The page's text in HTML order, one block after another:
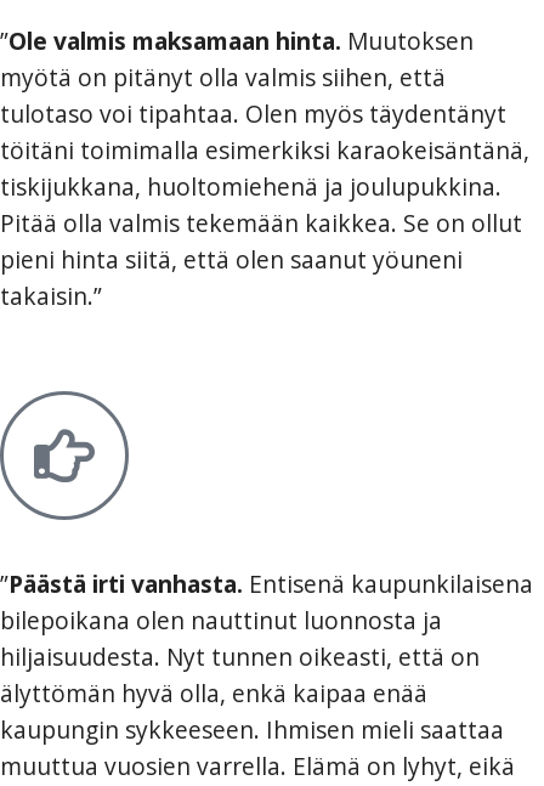
”Ole valmis maksamaan hinta. Muutoksen
myötä on pitänyt olla valmis siihen, että
tulotaso voi tipahtaa. Olen myös täydentänyt
töitäni toimimalla esimerkiksi karaokeisäntänä,
tiskijukkana, huoltomiehenä ja joulupukkina.
Pitää olla valmis tekemään kaikkea. Se on ollut
pieni hinta siitä, että olen saanut yöuneni
takaisin.”
”Päästä irti vanhasta. Entisenä kaupunkilaisena
bilepoikana olen nauttinut luonnosta ja
hiljaisuudesta. Nyt tunnen oikeasti, että on
älyttömän hyvä olla, enkä kaipaa enää
kaupungin sykkeeseen. Ihmisen mieli saattaa
muuttua vuosien varrella. Elämä on lyhyt, eikä